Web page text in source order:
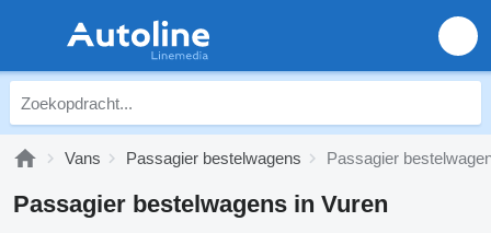
Vans Passagier bestelwagens Passagier
Passagier bestelwagens in Vuren